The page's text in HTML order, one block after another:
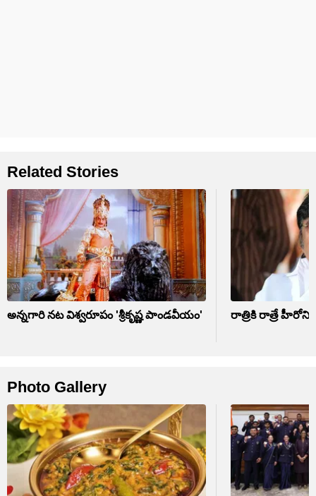
Related Stories
అన్నగారి నట విశ్వరూపం 'శ్రీకృష్ణ పాండవీయం' రాత్రికి రాత్రే
Photo Gallery